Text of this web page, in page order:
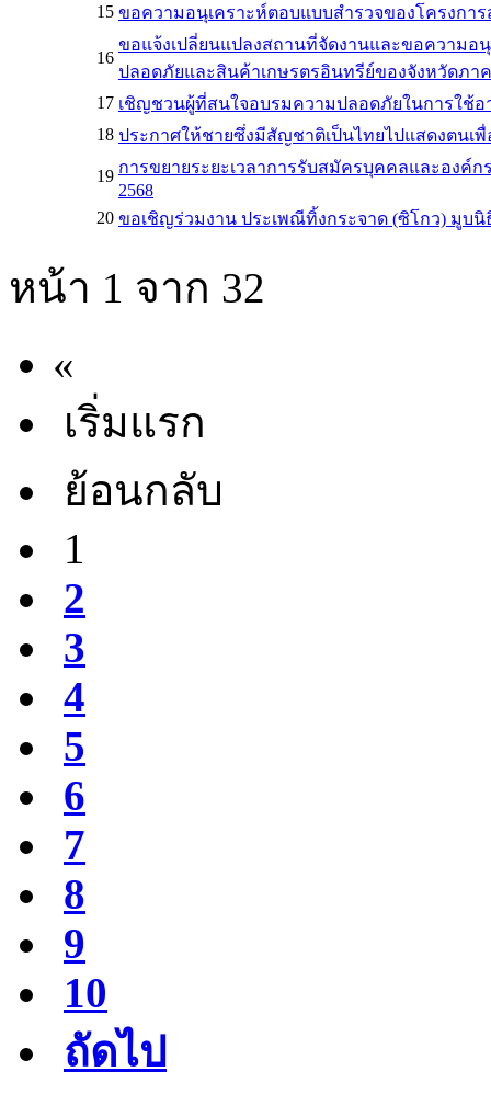
15 ขอความอนุเคราะห์ตอบแบบสำรวจของโครงการ
16
ขอแจ้งเปลี่ยนแปลงสถานที่จัดงานและขอความอ
ปลอดภัยและสินค้าเกษรตรอินทรีย์ของจังหวัดภา
17 เชิญชวนผู้ที่สนใจอบรมความปลอดภัยในการใช้
18 ประกาศให้ชายซึ่งมีสัญชาติเป็นไทยไปแสดงตนเ
19 การขยายระยะเวลาการรับสมัครบุคคลและองค์
2568
20 ขอเชิญร่วมงาน ประเพณีทิ้งกระจาด (ซิโกว) มูบ
หน้า 1 จาก 32
«
เริ่มแรก
ย้อนกลับ
1
2
3
4
5
6
7
8
9
10
ถัดไป